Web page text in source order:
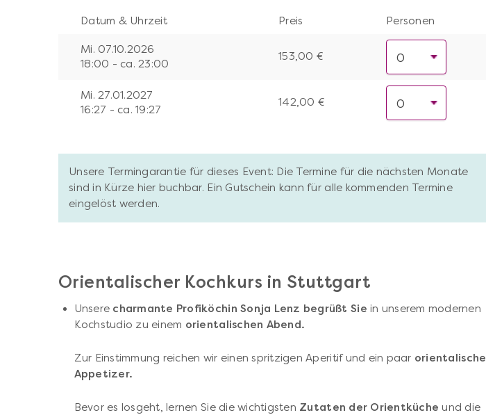
Datum & Uhrzeit Preis Personen
Mi. 07.10.2026
18:00 - ca. 23:00
153,00 €
Mi. 27.01.2027
16:27 - ca. 19:27
142,00 €
Unsere Termingarantie für dieses Event: Die Termine für die nächsten Monate
sind in Kürze hier buchbar. Ein Gutschein kann für alle kommenden Termine
eingelöst werden.
Orientalischer Kochkurs in Stuttgart
Unsere charmante Profiköchin Sonja Lenz begrüßt Sie in unserem modernen
Kochstudio zu einem orientalischen Abend.
Zur Einstimmung reichen wir einen spritzigen Aperitif und ein paar orientalische
Appetizer.
Bevor es losgeht, lernen Sie die wichtigsten Zutaten der Orientküche und die